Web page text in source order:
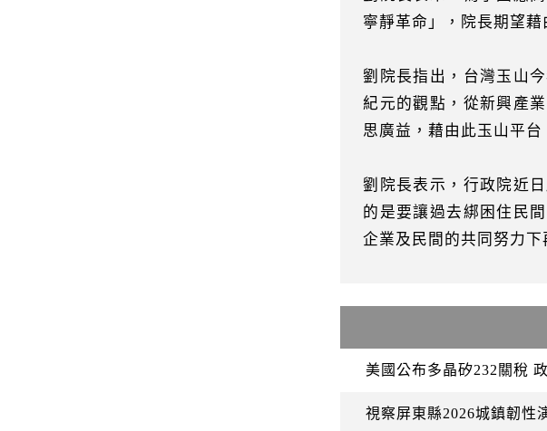
寧靜革命」，院長期望
劉院長指出，台灣玉山
紀元的觀點，從新興產
思廣益，藉由此玉山平
劉院長表示，行政院近
的是要讓過去綁困住民
企業及民間的共同努力下
美國公布多晶矽232關稅
視察屏東縣2026城鎮韌性